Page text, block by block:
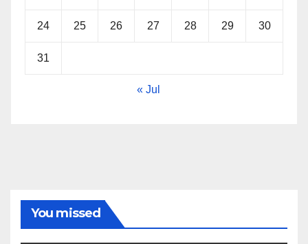
24 25 26 27 28 29 30
31
« Jul
You missed